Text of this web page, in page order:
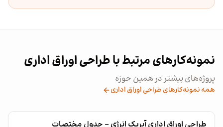
نمونه‌کارهای مرتبط با طراحی اوراق اداری
پروژه‌های بیشتر در همین حوزه
همه نمونه‌کارهای طراحی اوراق اداری